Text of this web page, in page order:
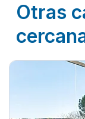
Otras